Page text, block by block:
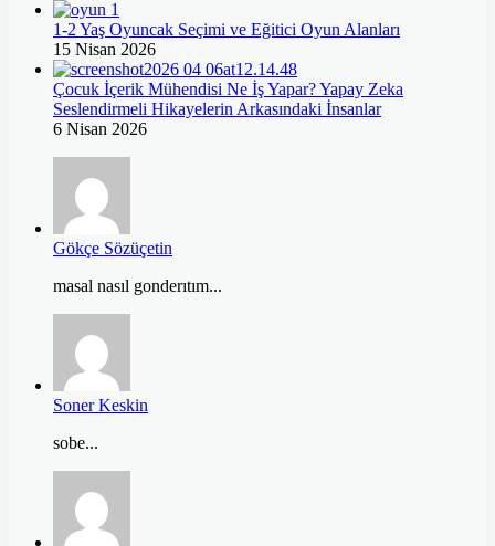
1-2 Yaş Oyuncak Seçimi ve Eğitici Oyun Alanları
15 Nisan 2026
Çocuk İçerik Mühendisi Ne İş Yapar? Yapay Zeka
Seslendirmeli Hikayelerin Arkasındaki İnsanlar
6 Nisan 2026
Gökçe Sözüçetin
masal nasıl gonderıtım...
Soner Keskin
sobe...